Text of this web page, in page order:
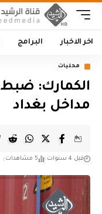
اخر الاخبار البرامج
محليات
مداخل بغداد
قبل 4 سنوات 5 مشاهدات